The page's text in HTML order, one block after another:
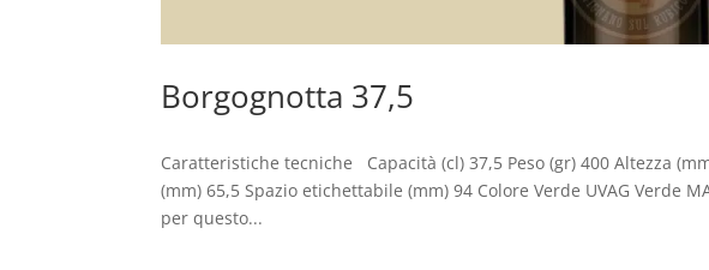
Borgognotta 37,5
Caratteristiche tecniche Capacità (cl) 37,5 Peso (gr) 400 Altezza
(mm) 65,5 Spazio etichettabile (mm) 94 Colore Verde UVAG Verde
per questo...